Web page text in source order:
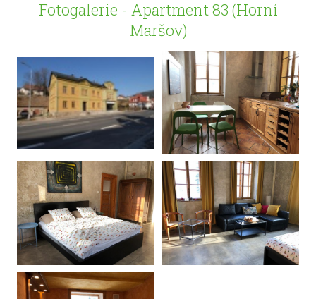
Fotogalerie - Apartment 83 (Horní
Maršov)